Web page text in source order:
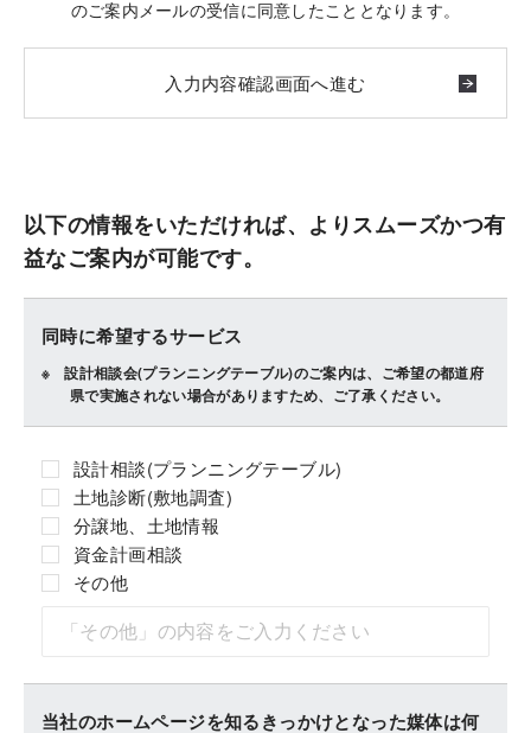
のご案内メールの受信に同意したこととなります。
以下の情報をいただければ、よりスムーズかつ有
益なご案内が可能です。
同時に希望するサービス
設計相談会(プランニングテーブル)のご案内は、ご希望の都道府
県で実施されない場合がありますため、ご了承ください。
設計相談(プランニングテーブル)
土地診断(敷地調査)
分譲地、土地情報
資金計画相談
その他
当社のホームページを知るきっかけとなった媒体は何